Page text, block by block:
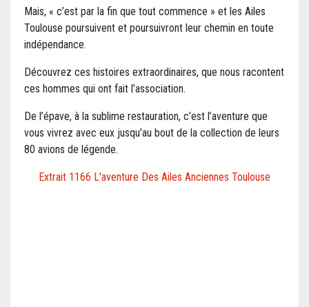
Mais, « c’est par la fin que tout commence » et les Ailes
Toulouse poursuivent et poursuivront leur chemin en toute
indépendance.
Découvrez ces histoires extraordinaires, que nous racontent
ces hommes qui ont fait l’association.
De l’épave, à la sublime restauration, c’est l’aventure que
vous vivrez avec eux jusqu’au bout de la collection de leurs
80 avions de légende.
Extrait 1166 L'aventure Des Ailes Anciennes Toulouse